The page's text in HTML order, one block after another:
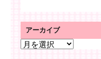
アーカイブ
ア